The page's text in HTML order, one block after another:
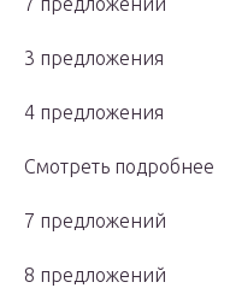
3 предложения
4 предложения
Смотреть подробнее
7 предложений
8 предложений